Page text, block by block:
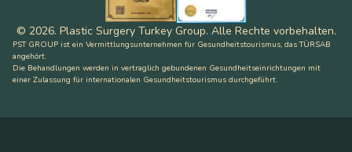
© 2026. Plastic Surgery Turkey Group. Alle Rechte vorbehalten.
PST GROUP ist ein Vermittlungsunternehmen für Gesundheitstourismus, das TÜRSAB
angehört.
Die Behandlungen werden in vertraglich gebundenen Gesundheitseinrichtungen mit
einer Zulassung für internationalen Gesundheitstourismus durchgeführt.